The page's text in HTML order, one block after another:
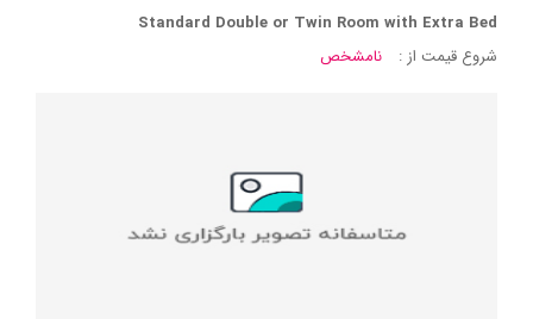
Standard Double or Twin Room with Extra Bed
شروع قیمت از :
نامشخص